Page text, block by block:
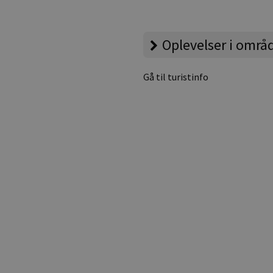
Oplevelser i
Gå til turistinfo